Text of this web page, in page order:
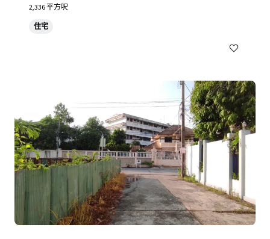
Japan, Chuo City, Tokyo, 104-0061, JP
2,336 平方呎
住宅